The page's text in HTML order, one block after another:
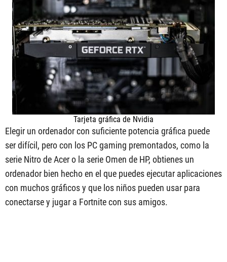
Tarjeta gráfica de Nvidia
Elegir un ordenador con suficiente potencia gráfica puede
ser difícil, pero con los PC gaming premontados, como la
serie Nitro de Acer o la serie Omen de HP, obtienes un
ordenador bien hecho en el que puedes ejecutar aplicaciones
con muchos gráficos y que los niños pueden usar para
conectarse y jugar a Fortnite con sus amigos.